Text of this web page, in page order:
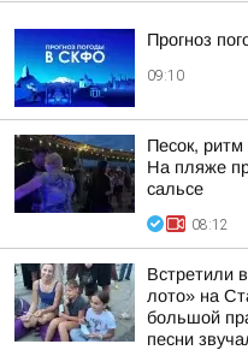
Прогноз
09:10
Песок,
На пляже
сальсе
08:12
Встретили
лото» на
большой
песни